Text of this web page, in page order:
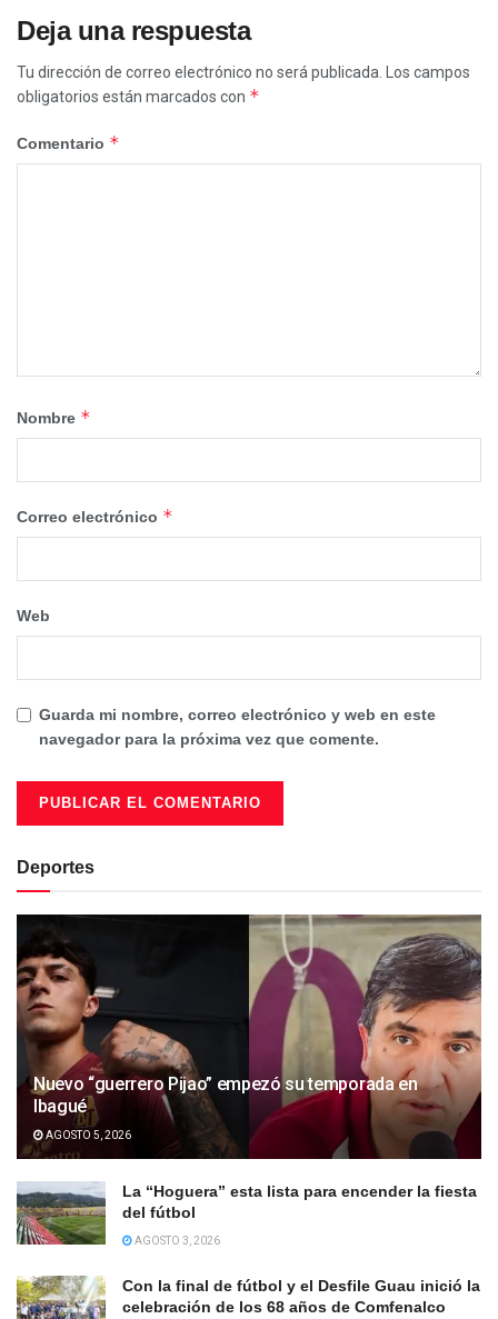
Deja una respuesta
Tu dirección de correo electrónico no será publicada.
Los campos
obligatorios están marcados con *
Comentario *
Nombre *
Correo electrónico *
Web
Guarda mi nombre, correo electrónico y web en este
navegador para la próxima vez que comente.
Deportes
Nuevo “guerrero Pijao” empezó su temporada en
Ibagué
AGOSTO 5, 2026
La “Hoguera” esta lista para encender la fiesta
del fútbol
AGOSTO 3, 2026
Con la final de fútbol y el Desfile Guau inició la
celebración de los 68 años de Comfenalco